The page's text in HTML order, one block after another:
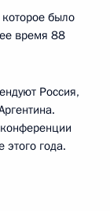
было
время 88
Россия,
года.